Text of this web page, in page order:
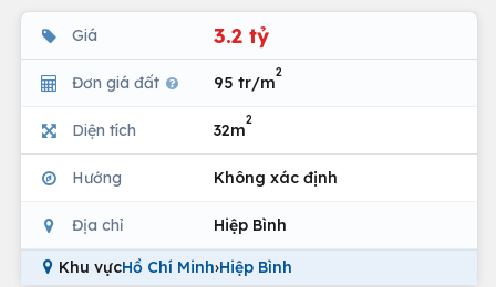
Giá 3.2 tỷ
Đơn giá đất 95 tr/m
2
Diện tích 32m
2
Hướng Không xác định
Địa chỉ Hiệp Bình
Khu vựcHồ Chí Minh›Hiệp Bình